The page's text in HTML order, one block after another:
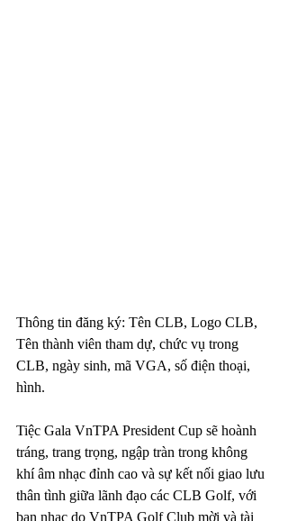
Thông tin đăng ký: Tên CLB, Logo CLB,
Tên thành viên tham dự, chức vụ trong
CLB, ngày sinh, mã VGA, số điện thoại,
hình.
Tiệc Gala VnTPA President Cup sẽ hoành
tráng, trang trọng, ngập tràn trong không
khí âm nhạc đỉnh cao và sự kết nối giao lưu
thân tình giữa lãnh đạo các CLB Golf, với
ban nhạc do VnTPA Golf Club mời và tài